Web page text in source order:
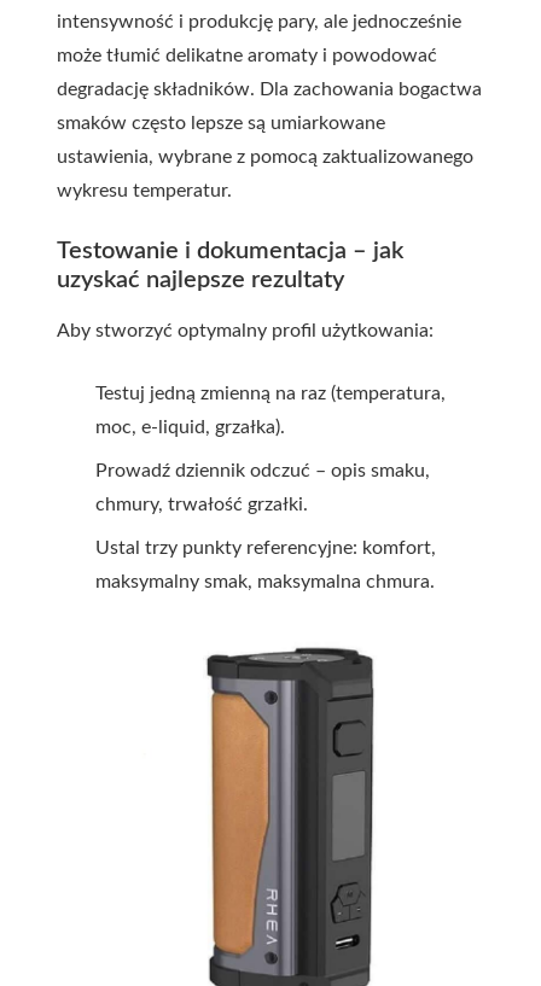
intensywność i produkcję pary, ale jednocześnie
może tłumić delikatne aromaty i powodować
degradację składników. Dla zachowania bogactwa
smaków często lepsze są umiarkowane
ustawienia, wybrane z pomocą zaktualizowanego
wykresu temperatur.
Testowanie i dokumentacja – jak
uzyskać najlepsze rezultaty
Aby stworzyć optymalny profil użytkowania:
Testuj jedną zmienną na raz (temperatura,
moc, e-liquid, grzałka).
Prowadź dziennik odczuć – opis smaku,
chmury, trwałość grzałki.
Ustal trzy punkty referencyjne: komfort,
maksymalny smak, maksymalna chmura.